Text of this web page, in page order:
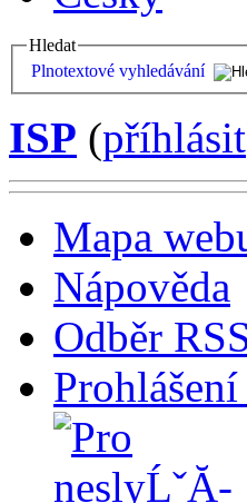
Hledat
Plnotextové vyhledávání
ISP (příhlásit
Mapa
Nápověda
Odběr